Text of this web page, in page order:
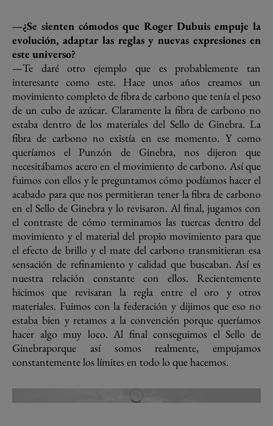
—¿Se sienten cómodos que Roger Dubuis empuje la
evolución, adaptar las reglas y nuevas expresiones en
este universo?
—Te daré otro ejemplo que es probablemente tan
interesante como este. Hace unos años creamos un
movimiento completo de fibra de carbono que tenía el peso
de un cubo de azúcar. Claramente la fibra de carbono no
estaba dentro de los materiales del Sello de Ginebra. La
fibra de carbono no existía en ese momento. Y como
queríamos el Punzón de Ginebra, nos dijeron que
necesitábamos acero en el movimiento de carbono. Así que
fuimos con ellos y le preguntamos cómo podíamos hacer el
acabado para que nos permitieran tener la fibra de carbono
en el Sello de Ginebra y lo revisaron. Al final, jugamos con
el contraste de cómo terminamos las tuercas dentro del
movimiento y el material del propio movimiento para que
el efecto de brillo y el mate del carbono transmitieran esa
sensación de refinamiento y calidad que buscaban. Así es
nuestra relación constante con ellos. Recientemente
hicimos que revisaran la regla entre el oro y otros
materiales. Fuimos con la federación y dijimos que eso no
estaba bien y retamos a la convención porque queríamos
hacer algo muy loco. Al final conseguimos el Sello de
Ginebraporque así somos realmente, empujamos
constantemente los límites en todo lo que hacemos.